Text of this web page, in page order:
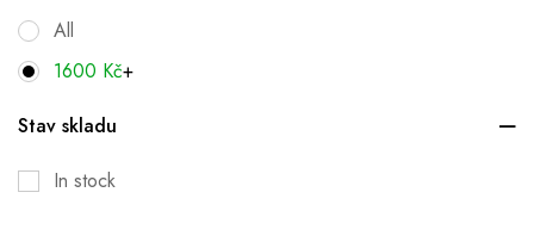
All
1600 Kč+
Stav skladu
In stock